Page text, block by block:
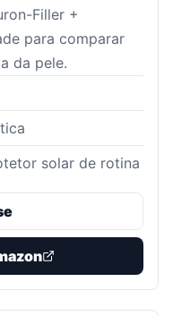
Filler +
para comparar
da pele.
solar de rotina